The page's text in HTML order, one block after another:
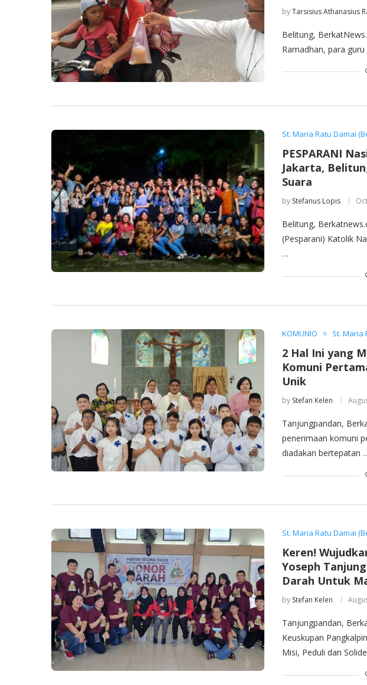
byTarsisius Athanasius
Belitung,
Ramadhan, para
St. Maria Ratu Damai
PESPARANI
Jakarta,
Suara
by Stefanus Lopis
Belitung,
(Pesparani) Katolik
…
KOMUNIO St. Maria
2 Hal Ini yang
Komuni
Unik
by Stefan Kelen
Tanjungpandan,
penerimaan komuni
diadakan bertepatan
St. Maria Ratu Damai
Keren!
Yoseph
Darah Untuk
by Stefan Kelen
Tanjungpandan,
Keuskupan
Misi, Peduli dan